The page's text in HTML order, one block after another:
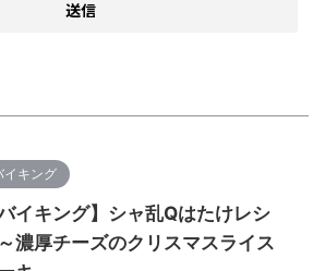
イキング
バイキング】シャ乱Qはたけレシ
濃厚チーズのクリスマスライス